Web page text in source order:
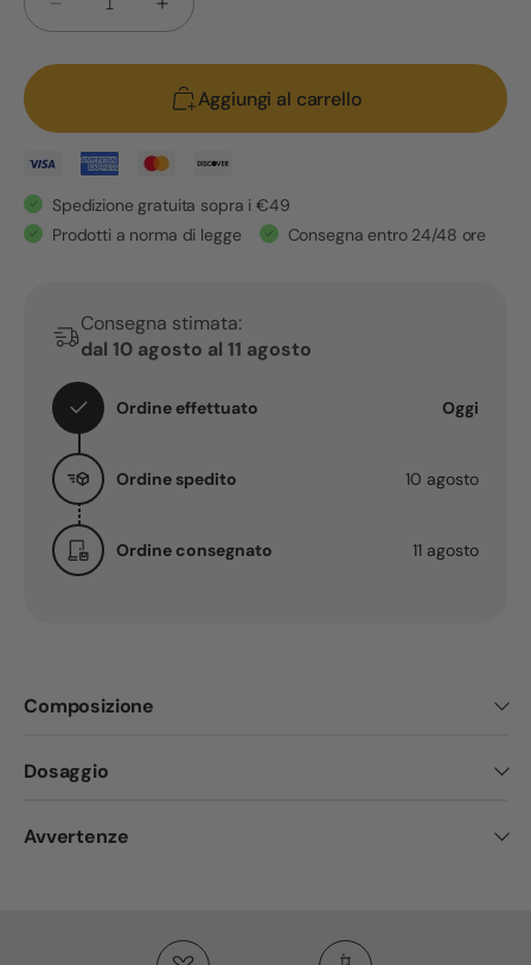
Diminuisci
OIL
20%
-
Olio
Aumenta
CBD
OIL
20%
-
Olio
Aggiungi al carrello
Spedizione gratuita sopra i €49
Prodotti a norma di legge
Consegna entro 24/48 ore
Consegna stimata:
dal 10 agosto al 11 agosto
Ordine effettuato Oggi
Ordine spedito 10 agosto
Ordine consegnato 11 agosto
Composizione
Dosaggio
Avvertenze